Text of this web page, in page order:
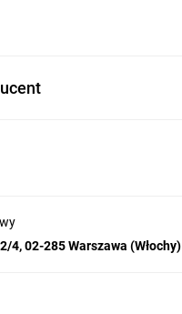
4, 02-285 Warszawa (Włochy)